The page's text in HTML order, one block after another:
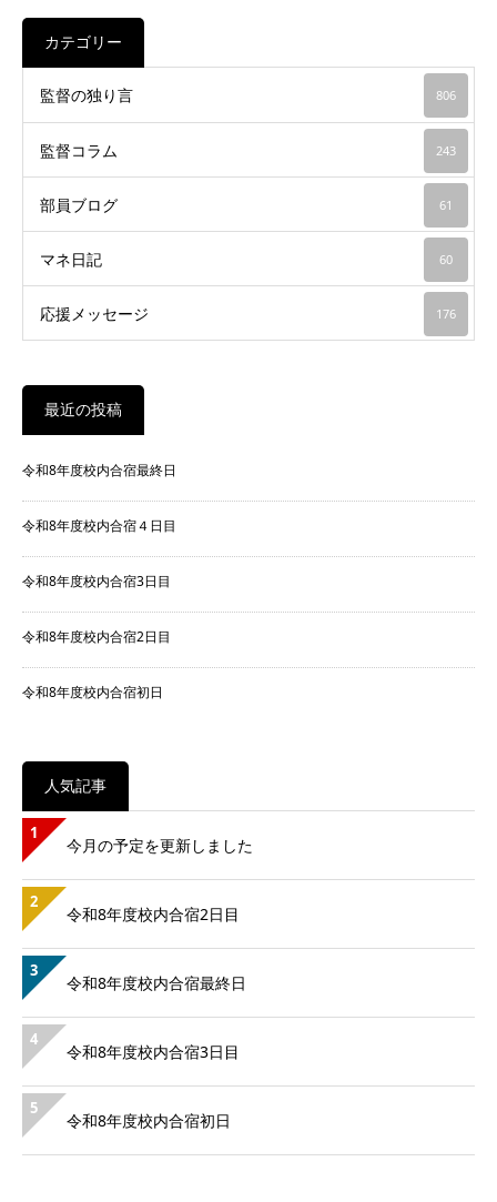
カテゴリー
監督の独り言 806
監督コラム 243
部員ブログ 61
マネ日記 60
応援メッセージ 176
最近の投稿
令和8年度校内合宿最終日
令和8年度校内合宿４日目
令和8年度校内合宿3日目
令和8年度校内合宿2日目
令和8年度校内合宿初日
人気記事
1
今月の予定を更新しました
2
令和8年度校内合宿2日目
3
令和8年度校内合宿最終日
4
令和8年度校内合宿3日目
5
令和8年度校内合宿初日